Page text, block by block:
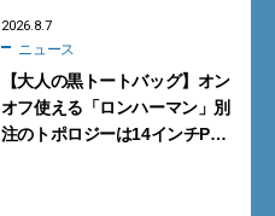
2026.8.7
ニュース
【大人の黒トートバッグ】オン
オフ使える「ロンハーマン」別
注のトポロジーは14インチPC